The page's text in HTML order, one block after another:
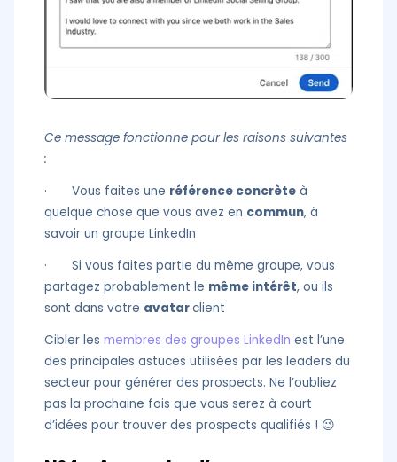
Ce message fonctionne pour les raisons suivantes
:
· Vous faites une référence concrète à
quelque chose que vous avez en commun, à
savoir un groupe LinkedIn
· Si vous faites partie du même groupe, vous
partagez probablement le même intérêt, ou ils
sont dans votre avatarclient
Cibler les membres des groupes LinkedIn est l’une
des principales astuces utilisées par les leaders du
secteur pour générer des prospects. Ne l’oubliez
pas la prochaine fois que vous serez à court
d’idées pour trouver des prospects qualifiés ! 😉